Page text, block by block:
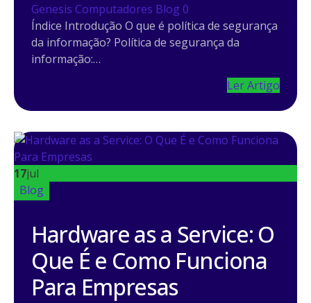
Genesis Computadores Blog 0
Índice Introdução O que é política de segurança
da informação? Política de segurança da
informação:…
Ler Artigo
17jul
Blog
Hardware as a Service: O
Que É e Como Funciona
Para Empresas